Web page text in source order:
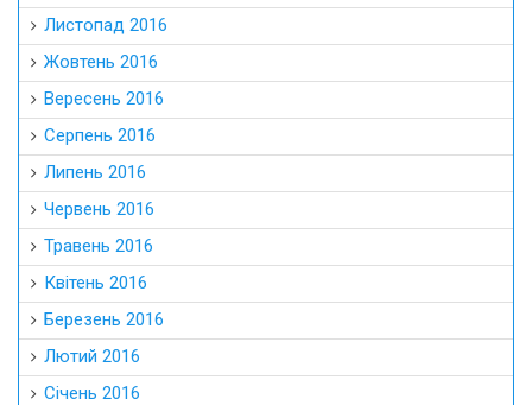
Листопад 2016
Жовтень 2016
Вересень 2016
Серпень 2016
Липень 2016
Червень 2016
Травень 2016
Квітень 2016
Березень 2016
Лютий 2016
Січень 2016